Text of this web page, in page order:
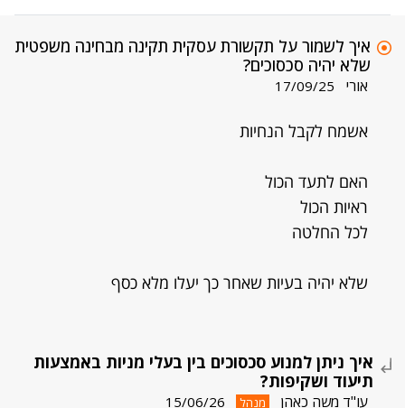
איך לשמור על תקשורת עסקית תקינה מבחינה משפטית
שלא יהיה סכסוכים?
אורי 17/09/25
אשמח לקבל הנחיות
האם לתעד הכול
ראיות הכול
לכל החלטה
שלא יהיה בעיות שאחר כך יעלו מלא כסף
איך ניתן למנוע סכסוכים בין בעלי מניות באמצעות
תיעוד ושקיפות?
עו"ד משה כאהן מנהל 15/06/26